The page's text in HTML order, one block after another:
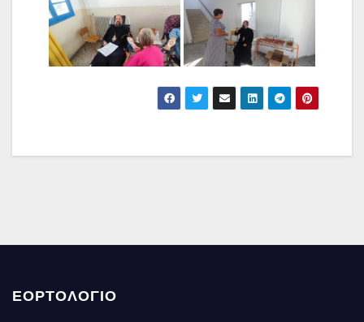
ΕΟΡΤΟΛΟΓΙΟ